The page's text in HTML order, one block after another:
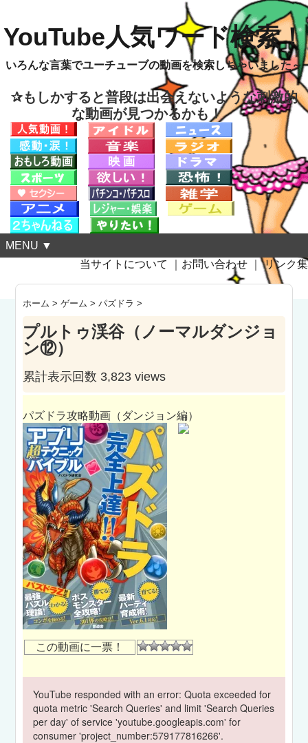
YouTube人気ワード検索！
いろんな言葉でユーチューブの動画を検索しちゃいました～
✰もしかすると普段は出会えないような刺激的
な動画が見つかるかも！
MENU ▼
当サイトについて
お問い合わせ ｜リンク集
ホーム >ゲーム >パズドラ >
プルトゥ渓谷（ノーマルダンジョ
ン⑫）
累計表示回数 3,823 views
パズドラ攻略動画（ダンジョン編）
この動画に一票！
YouTube responded with an error: Quota exceeded for
quota metric 'Search Queries' and limit 'Search Queries
per day' of service 'youtube.googleapis.com' for
consumer 'project_number:579177816266'.